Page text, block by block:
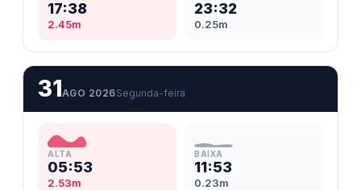
17:38
2.45m
23:32
0.25m
31AGO 2026Segunda-feira
ALTA
05:53
2.53m
BAIXA
11:53
0.23m